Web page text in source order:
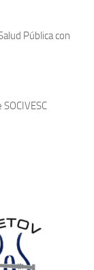
Pública con